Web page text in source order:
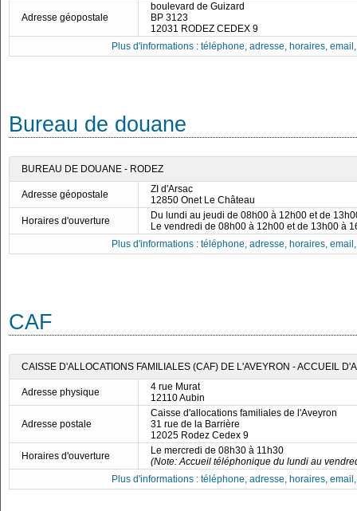
Adresse géopostale
boulevard de Guizard
BP 3123
12031 RODEZ CEDEX 9
Plus d'informations : téléphone, adresse, horaires,
Bureau de douane
BUREAU DE DOUANE - RODEZ
Adresse géopostale
ZI d'Arsac
12850 Onet Le Château
Horaires d'ouverture
Du lundi au jeudi de 08h00 à 12h00 et de
Le vendredi de 08h00 à 12h00 et de 13h00 à
Plus d'informations : téléphone, adresse, horaires,
CAF
CAISSE D'ALLOCATIONS FAMILIALES (CAF) DE L'AVEYRON - ACCUEIL
Adresse physique
4 rue Murat
12110 Aubin
Adresse postale
Caisse d'allocations familiales de l'Aveyron
31 rue de la Barrière
12025 Rodez Cedex 9
Horaires d'ouverture
Le mercredi de 08h30 à 11h30
(Note: Accueil téléphonique du lundi au
Plus d'informations : téléphone, adresse, horaires,